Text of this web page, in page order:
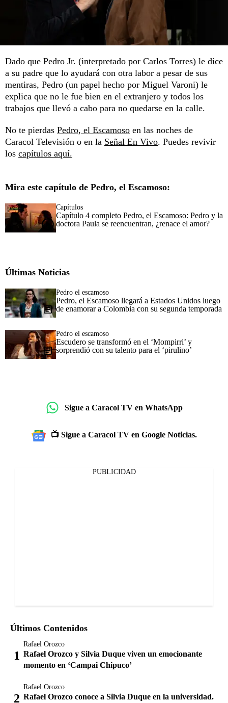
Dado que Pedro Jr. (interpretado por Carlos Torres) le dice
a su padre que lo ayudará con otra labor a pesar de sus
mentiras, Pedro (un papel hecho por Miguel Varoni) le
explica que no le fue bien en el extranjero y todos los
trabajos que llevó a cabo para no quedarse en la calle.
No te pierdas Pedro, el Escamoso en las noches de
Caracol Televisión o en la Señal En Vivo. Puedes revivir
los capítulos aquí.
Mira este capítulo de Pedro, el Escamoso:
Capítulos
Capítulo 4 completo Pedro, el Escamoso: Pedro y la
doctora Paula se reencuentran, ¿renace el amor?
Últimas Noticias
Pedro el escamoso
Pedro, el Escamoso llegará a Estados Unidos luego
de enamorar a Colombia con su segunda temporada
Pedro el escamoso
Escudero se transformó en el ‘Mompirri’ y
sorprendió con su talento para el ‘pirulino’
Sigue a Caracol TV en WhatsApp
📺 Sigue a Caracol TV en Google Noticias.
PUBLICIDAD
Últimos Contenidos
Rafael Orozco
Rafael Orozco y Silvia Duque viven un emocionante
momento en ‘Campai Chipuco’
Rafael Orozco
Rafael Orozco conoce a Silvia Duque en la universidad.